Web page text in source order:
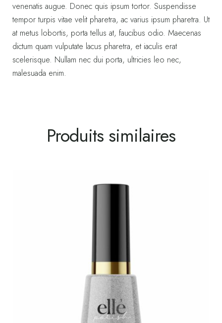
venenatis augue. Donec quis ipsum tortor. Suspendisse
tempor turpis vitae velit pharetra, ac varius ipsum pharetra. Ut
at metus lobortis, porta tellus at, faucibus odio. Maecenas
dictum quam vulputate lacus pharetra, et iaculis erat
scelerisque. Nullam nec dui porta, ultricies leo nec,
malesuada enim.
Produits similaires